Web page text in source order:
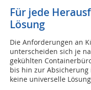
Für jede
Lösung
Die Anforderungen an
unterscheiden sich je
gekühlten
bis hin zur
keine universelle